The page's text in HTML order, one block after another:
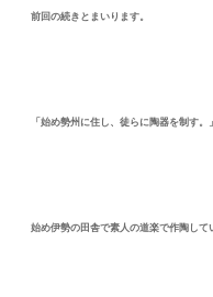
前回の続きとまいります。
「始め勢州に住し、徒らに陶器を制す。」
始め伊勢の田舎で素人の道楽で作陶して